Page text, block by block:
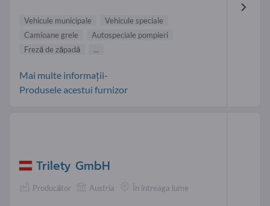
Vehicule municipale
Vehicule speciale
Camioane grele
Autospeciale pompieri
Freză de zăpadă
...
Mai multe informații-
Produsele acestui furnizor
Trilety GmbH
Producător Austria În întreaga lume